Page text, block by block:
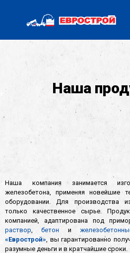
Наша
Наша компания занимается
железобетона, применяя новейшие
оборудовании. Для производства
только качественное сырье.
компанией, адаптирована под
раствор,бетон и
«Еврострой», вы гарантированно
разумные деньги и в кратчайшие сроки.